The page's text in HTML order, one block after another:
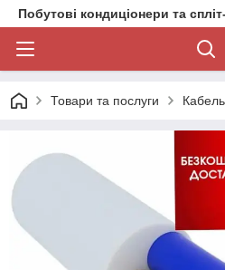
Побутові кондиціонери та
Товари та послуги Кабель